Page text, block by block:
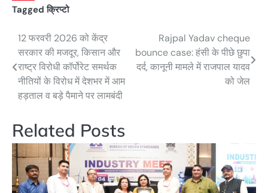
Taggedक्रिप्टो
Post
navigation
12 फरवरी 2026 को केंद्र
सरकार की मजदूर, किसान और
राष्ट्र विरोधी कॉर्पोरेट समर्थक
नीतियों के विरोध में देशभर में आम
हड़ताल व बड़े पैमाने पर लामबंदी
Rajpal Yadav cheque
bounce case: हंसी के पीछे छुपा
दर्द, कानूनी मामले में राजपाल यादव
को जेल
Related Posts